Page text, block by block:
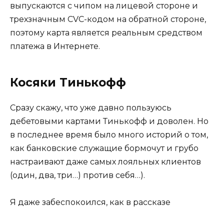
выпускаются с чипом на лицевой стороне и
трехзначным CVC-кодом на обратной стороне,
поэтому карта является реальным средством
платежа в Интернете.
Косяки Тинькофф
Сразу скажу, что уже давно пользуюсь
дебетовыми картами Тинькофф и доволен. Но
в последнее время было много историй о том,
как банковские служащие бормочут и грубо
настраивают даже самых лояльных клиентов
(один, два, три…) против себя…).
Я даже забеспокоился, как в рассказе